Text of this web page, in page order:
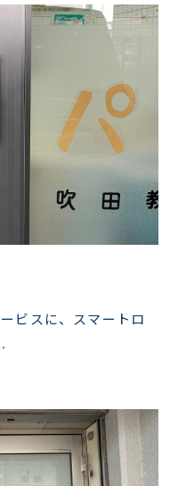
ビスに、スマートロ